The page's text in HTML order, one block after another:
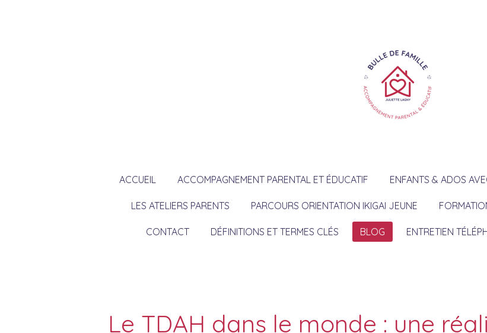
ACCUEIL ACCOMPAGNEMENT PARENTAL ET ÉDUCATIF ENFANTS & ADOS
LES ATELIERS PARENTS PARCOURS ORIENTATION IKIGAI JEUNE
CONTACT DÉFINITIONS ET TERMES CLÉS BLOG ENTRETIEN
Le TDAH dans le monde : une